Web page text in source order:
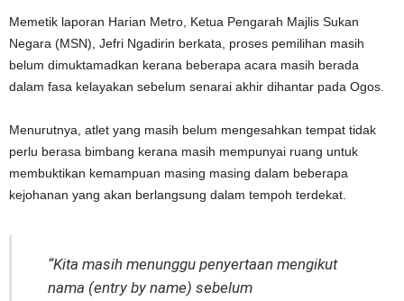
Memetik laporan Harian Metro, Ketua Pengarah Majlis Sukan
Negara (MSN), Jefri Ngadirin berkata, proses pemilihan masih
belum dimuktamadkan kerana beberapa acara masih berada
dalam fasa kelayakan sebelum senarai akhir dihantar pada Ogos.
Menurutnya, atlet yang masih belum mengesahkan tempat tidak
perlu berasa bimbang kerana masih mempunyai ruang untuk
membuktikan kemampuan masing masing dalam beberapa
kejohanan yang akan berlangsung dalam tempoh terdekat.
“Kita masih menunggu penyertaan mengikut
nama (entry by name) sebelum